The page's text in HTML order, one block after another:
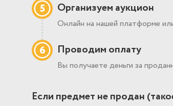
5 Организуем аукцион
Онлайн на нашей платформе
6 Проводим оплату
Вы получаете деньги за
Если предмет не продан